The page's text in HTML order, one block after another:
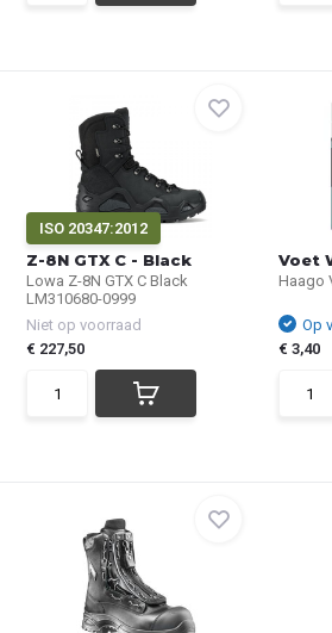
ISO 20347:2012
Z-8N GTX C - Black
Lowa Z-8N GTX C Black
LM310680-0999
Niet op voorraad
€ 227,50
Voet
Haago
Op
€ 3,40